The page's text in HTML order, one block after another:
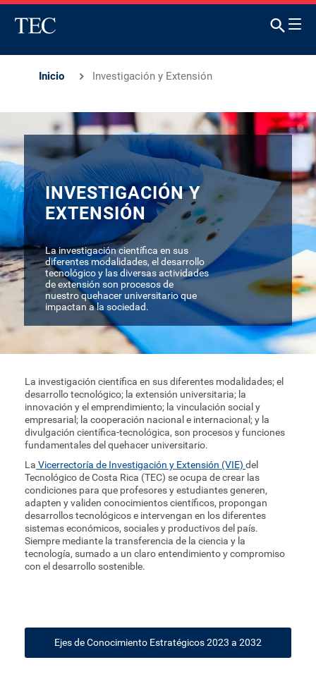
Inicio Investigación y Extensión
INVESTIGACIÓN Y
EXTENSIÓN
La investigación científica en sus
diferentes modalidades, el desarrollo
tecnológico y las diversas actividades
de extensión son procesos de
nuestro quehacer universitario que
impactan a la sociedad.
La investigación científica en sus diferentes modalidades; el
desarrollo tecnológico; la extensión universitaria; la
innovación y el emprendimiento; la vinculación social y
empresarial; la cooperación nacional e internacional; y la
divulgación científica-tecnológica, son procesos y funciones
fundamentales del quehacer universitario.
La Vicerrectoría de Investigación y Extensión (VIE) del
Tecnológico de Costa Rica (TEC) se ocupa de crear las
condiciones para que profesores y estudiantes generen,
adapten y validen conocimientos científicos, propongan
desarrollos tecnológicos e intervengan en los diferentes
sistemas económicos, sociales y productivos del país.
Siempre mediante la transferencia de la ciencia y la
tecnología, sumado a un claro entendimiento y compromiso
con el desarrollo sostenible.
Ejes de Conocimiento Estratégicos 2023 a 2032